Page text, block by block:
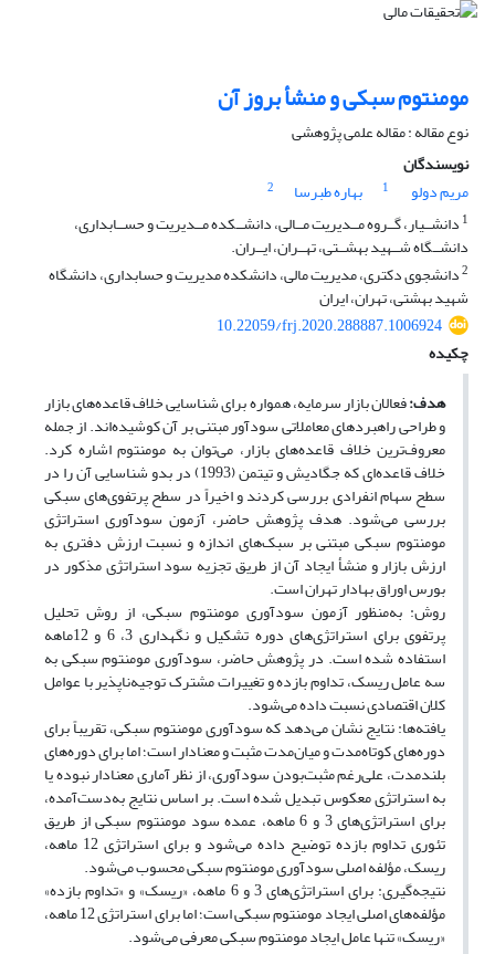
مومنتوم سبکی و منشأ بروز آن
نوع مقاله : مقاله علمی پژوهشی
نویسندگان
مریم دولو
1 بهاره طبرسا
2
1 دانشــیار، گــروه مــدیریت مــالی، دانشــکده مــدیریت و حســابداری،
دانشــگاه شــهید بهشــتی، تهــران، ایــران.
2دانشجوی دکتری، مدیریت مالی، دانشکده مدیریت و حسابداری، دانشگاه
شهید بهشتی، تهران، ایران
10.22059/frj.2020.288887.1006924
چکیده
هدف:فعالان بازار سرمایه، همواره برای شناسایی خلاف قاعده‌های بازار
و طراحی راهبردهای معاملاتی سودآور مبتنی بر آن کوشیده‌اند. از جمله
معروف‌ترین خلاف قاعده‌های بازار، می‌توان به مومنتوم اشاره کرد.
خلاف قاعده‌ای که جگادیش و تیتمن (1993) در بدو شناسایی آن را در
سطح سهام انفرادی بررسی کردند و اخیراً در سطح پرتفوی‌های سبکی
بررسی می‌شود. هدف پژوهش حاضر، آزمون سودآوری استراتژی
مومنتوم سبکی مبتنی بر سبک‌های اندازه و نسبت ارزش دفتری به
ارزش بازار و منشأ ایجاد آن از طریق تجزیه سود استراتژی مذکور در
بورس اوراق بهادار تهران است.
روش: به‌منظور آزمون سودآوری مومنتوم سبکی، از روش تحلیل
پرتفوی برای استراتژی‌های دوره تشکیل و نگهداری 3، 6 و 12ماهه
استفاده شده است. در پژوهش حاضر، سودآوری مومنتوم سبکی به
سه عامل ریسک، تداوم بازده و تغییرات مشترک توجیه‌ناپذیر با عوامل
کلان اقتصادی نسبت داده می‌شود.
یافته‌ها: نتایج نشان می‌دهد که سودآوری مومنتوم سبکی، تقریباً برای
دوره‌های کوتاه‌مدت و میان‌مدت مثبت و معنادار است؛ اما برای دوره‌های
بلندمدت، علی‌رغم مثبت‌بودن سودآوری، از نظر آماری معنادار نبوده یا
به استراتژی معکوس تبدیل شده است. بر اساس نتایج به‌دست‌آمده،
برای استراتژی‌های 3 و 6 ماهه، عمده سود مومنتوم سبکی از طریق
تئوری تداوم بازده توضیح داده می‌شود و برای استراتژی 12 ماهه،
ریسک، مؤلفه اصلی سودآوری مومنتوم سبکی محسوب می‌شود.
نتیجه‌گیری: برای استراتژی‌های 3 و 6 ماهه، «ریسک» و «تداوم بازده»
مؤلفه‌های اصلی ایجاد مومنتوم سبکی است؛ اما برای استراتژی 12 ماهه،
«ریسک» تنها عامل ایجاد مومنتوم سبکی معرفی می‌شود.